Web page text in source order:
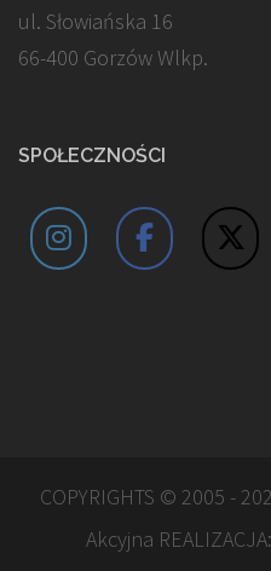
ul. Słowiańska 16
66-400 Gorzów Wlkp.
SPOŁECZNOŚCI
COPYRIGHTS © 2005 -
Akcyjna REALIZACJA: